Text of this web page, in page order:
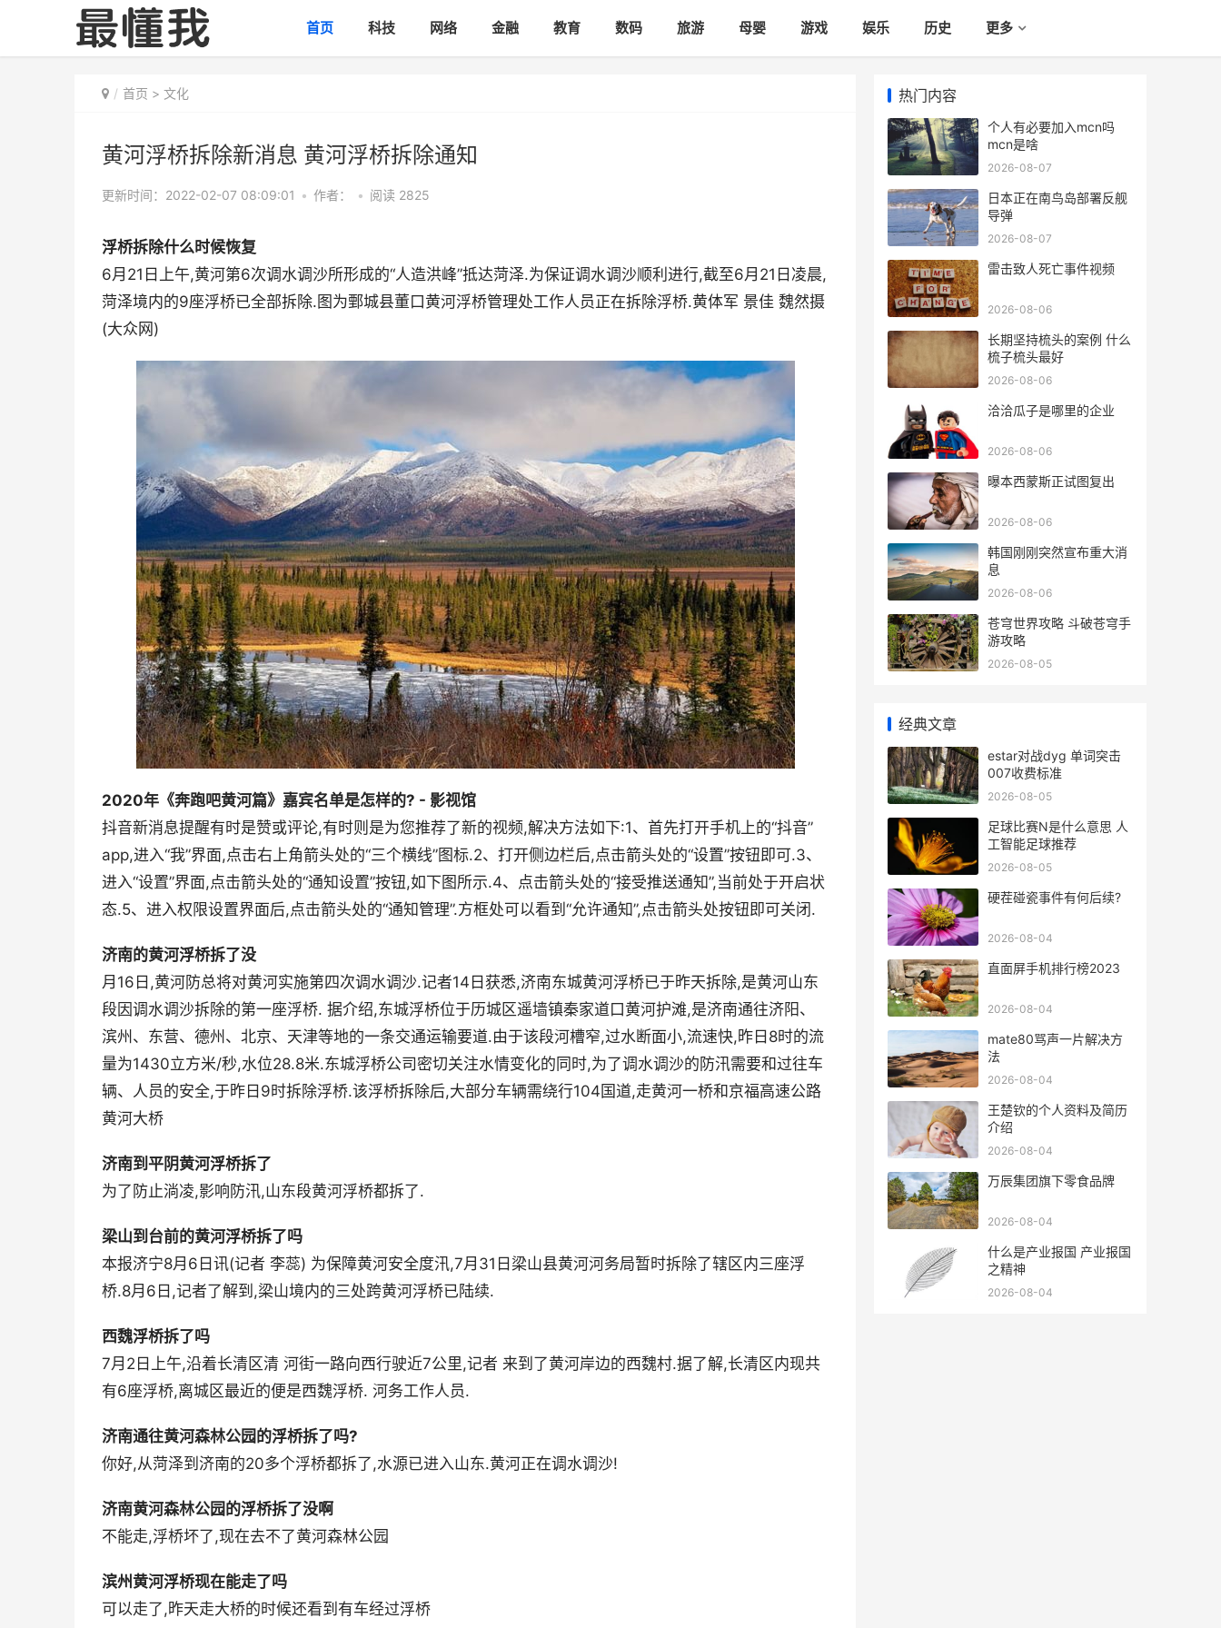
首页 科技 网络 金融 教育 数码 旅游 母婴 游戏 娱乐 历史 更多
首页 > 文化
黄河浮桥拆除新消息 黄河浮桥拆除通知
更新时间：2022-02-07 08:09:01 • 作者： • 阅读 2825
浮桥拆除什么时候恢复
6月21日上午,黄河第6次调水调沙所形成的“人造洪峰”抵达菏泽.为保证调水调沙顺利进行,截至6月21日凌晨,
菏泽境内的9座浮桥已全部拆除.图为鄄城县董口黄河浮桥管理处工作人员正在拆除浮桥.黄体军 景佳 魏然摄
(大众网)
2020年《奔跑吧黄河篇》嘉宾名单是怎样的? - 影视馆
抖音新消息提醒有时是赞或评论,有时则是为您推荐了新的视频,解决方法如下:1、首先打开手机上的“抖音”
app,进入“我”界面,点击右上角箭头处的“三个横线”图标.2、打开侧边栏后,点击箭头处的“设置”按钮即可.3、
进入“设置”界面,点击箭头处的“通知设置”按钮,如下图所示.4、点击箭头处的“接受推送通知”,当前处于开启状
态.5、进入权限设置界面后,点击箭头处的“通知管理”.方框处可以看到“允许通知”,点击箭头处按钮即可关闭.
济南的黄河浮桥拆了没
月16日,黄河防总将对黄河实施第四次调水调沙.记者14日获悉,济南东城黄河浮桥已于昨天拆除,是黄河山东
段因调水调沙拆除的第一座浮桥. 据介绍,东城浮桥位于历城区遥墙镇秦家道口黄河护滩,是济南通往济阳、
滨州、东营、德州、北京、天津等地的一条交通运输要道.由于该段河槽窄,过水断面小,流速快,昨日8时的流
量为1430立方米/秒,水位28.8米.东城浮桥公司密切关注水情变化的同时,为了调水调沙的防汛需要和过往车
辆、人员的安全,于昨日9时拆除浮桥.该浮桥拆除后,大部分车辆需绕行104国道,走黄河一桥和京福高速公路
黄河大桥
济南到平阴黄河浮桥拆了
为了防止淌凌,影响防汛,山东段黄河浮桥都拆了.
梁山到台前的黄河浮桥拆了吗
本报济宁8月6日讯(记者 李蕊) 为保障黄河安全度汛,7月31日梁山县黄河河务局暂时拆除了辖区内三座浮
桥.8月6日,记者了解到,梁山境内的三处跨黄河浮桥已陆续.
西魏浮桥拆了吗
7月2日上午,沿着长清区清 河街一路向西行驶近7公里,记者 来到了黄河岸边的西魏村.据了解,长清区内现共
有6座浮桥,离城区最近的便是西魏浮桥. 河务工作人员.
济南通往黄河森林公园的浮桥拆了吗?
你好,从菏泽到济南的20多个浮桥都拆了,水源已进入山东.黄河正在调水调沙!
济南黄河森林公园的浮桥拆了没啊
不能走,浮桥坏了,现在去不了黄河森林公园
滨州黄河浮桥现在能走了吗
可以走了,昨天走大桥的时候还看到有车经过浮桥
热门内容
个人有必要加入mcn吗
mcn是啥
2026-08-07
日本正在南鸟岛部署反舰
导弹
2026-08-07
雷击致人死亡事件视频
2026-08-06
长期坚持梳头的案例 什么
梳子梳头最好
2026-08-06
洽洽瓜子是哪里的企业
2026-08-06
曝本西蒙斯正试图复出
2026-08-06
韩国刚刚突然宣布重大消
息
2026-08-06
苍穹世界攻略 斗破苍穹手
游攻略
2026-08-05
经典文章
estar对战dyg 单词突击
007收费标准
2026-08-05
足球比赛N是什么意思 人
工智能足球推荐
2026-08-05
硬茬碰瓷事件有何后续?
2026-08-04
直面屏手机排行榜2023
2026-08-04
mate80骂声一片解决方
法
2026-08-04
王楚钦的个人资料及简历
介绍
2026-08-04
万辰集团旗下零食品牌
2026-08-04
什么是产业报国 产业报国
之精神
2026-08-04